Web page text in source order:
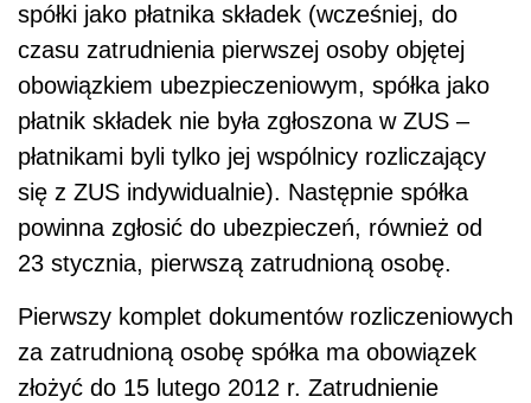
spółki jako płatnika składek (wcześniej, do
czasu zatrudnienia pierwszej osoby objętej
obowiązkiem ubezpieczeniowym, spółka jako
płatnik składek nie była zgłoszona w ZUS –
płatnikami byli tylko jej wspólnicy rozliczający
się z ZUS indywidualnie). Następnie spółka
powinna zgłosić do ubezpieczeń, również od
23 stycznia, pierwszą zatrudnioną osobę.
Pierwszy komplet dokumentów rozliczeniowych
za zatrudnioną osobę spółka ma obowiązek
złożyć do 15 lutego 2012 r. Zatrudnienie